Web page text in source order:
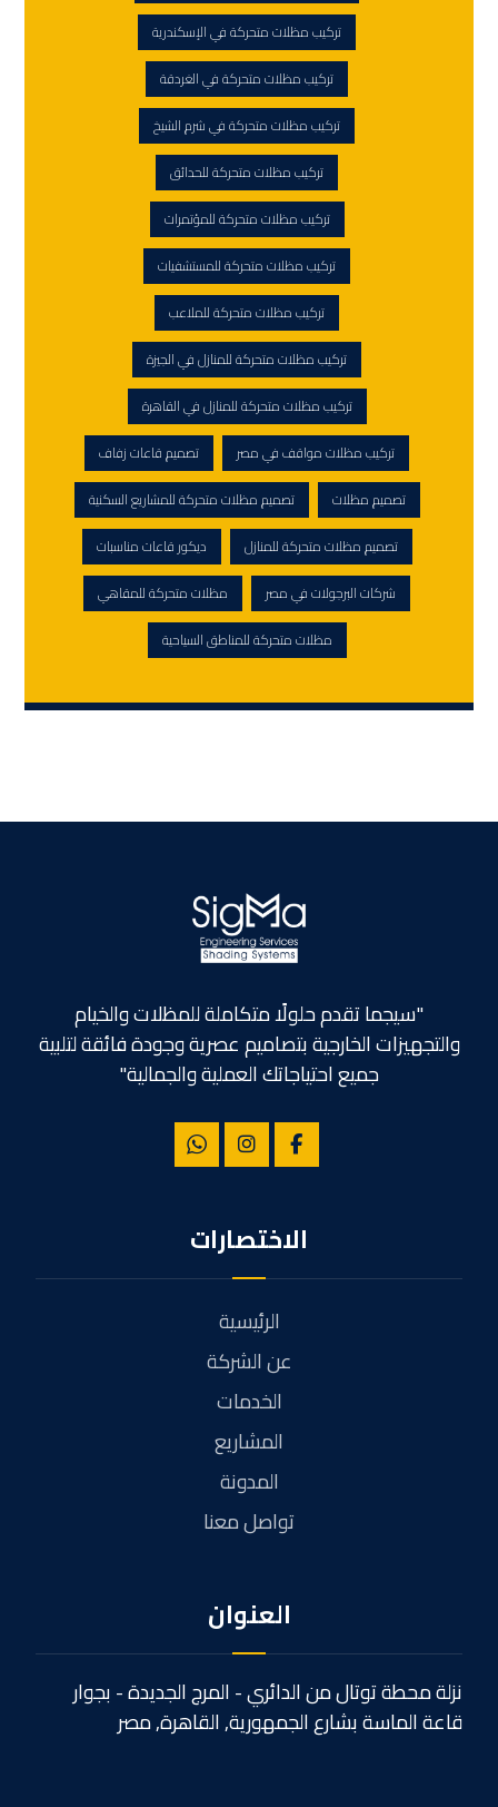
تركيب مظلات متحركة في الإسكندرية
تركيب مظلات متحركة في الغردقة
تركيب مظلات متحركة في شرم الشيخ
تركيب مظلات متحركة للحدائق
تركيب مظلات متحركة للمؤتمرات
تركيب مظلات متحركة للمستشفيات
تركيب مظلات متحركة للملاعب
تركيب مظلات متحركة للمنازل في الجيزة
تركيب مظلات متحركة للمنازل في القاهرة
تركيب مظلات مواقف في مصر
تصميم قاعات زفاف
تصميم مظلات
تصميم مظلات متحركة للمشاريع السكنية
تصميم مظلات متحركة للمنازل
ديكور قاعات مناسبات
شركات البرجولات في مصر
مظلات متحركة للمقاهي
مظلات متحركة للمناطق السياحية
"سيجما تقدم حلولًا متكاملة للمظلات والخيام
والتجهيزات الخارجية بتصاميم عصرية وجودة فائقة لتلبية
جميع احتياجاتك العملية والجمالية"
الاختصارات
الرئيسية
عن الشركة
الخدمات
المشاريع
المدونة
تواصل معنا
العنوان
نزلة محطة توتال من الدائري - المرج الجديدة - بجوار
قاعة الماسة بشارع الجمهورية, القاهرة, مصر